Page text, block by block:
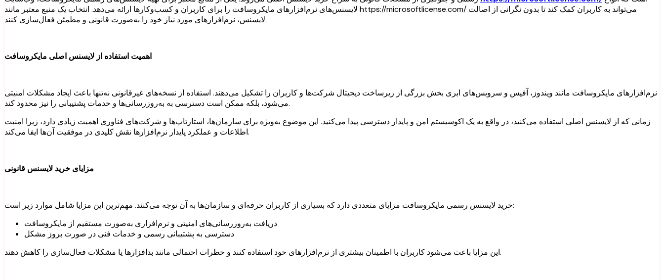
لایسنس‌های نرم‌افزارهای مایکروسافت را برای کاربران و کسب‌وکارها ارائه می‌دهد. انتخاب یک منبع معتبر مانند https://microsoftlicense.com/ می‌تواند به کاربران کمک کند تا بدون نگرانی از اصالت
لایسنس، نرم‌افزارهای مورد نیاز خود را به‌صورت قانونی و مطمئن فعال‌سازی کنند.
اهمیت استفاده از لایسنس اصلی مایکروسافت
نرم‌افزارهای مایکروسافت مانند ویندوز، آفیس و سرویس‌های ابری بخش بزرگی از زیرساخت دیجیتال شرکت‌ها و کاربران را تشکیل می‌دهند. استفاده از نسخه‌های غیرقانونی نه‌تنها باعث ایجاد مشکلات امنیتی
می‌شود، بلکه ممکن است دسترسی به به‌روزرسانی‌ها و خدمات پشتیبانی را نیز محدود کند.
زمانی که از لایسنس اصلی استفاده می‌کنید، در واقع به یک اکوسیستم امن و پایدار دسترسی پیدا می‌کنید. این موضوع به‌ویژه برای سازمان‌ها، استارتاپ‌ها و شرکت‌های فناوری اهمیت زیادی دارد، زیرا امنیت
اطلاعات و عملکرد پایدار نرم‌افزارها نقش کلیدی در موفقیت آن‌ها ایفا می‌کند.
مزایای خرید لایسنس قانونی
خرید لایسنس رسمی مایکروسافت مزایای متعددی دارد که بسیاری از کاربران حرفه‌ای و سازمان‌ها به آن توجه می‌کنند. مهم‌ترین این مزایا شامل موارد زیر است:
دریافت به‌روزرسانی‌های امنیتی و نرم‌افزاری به‌صورت مستقیم از مایکروسافت
دسترسی به پشتیبانی رسمی و خدمات فنی در صورت بروز مشکل
این مزایا باعث می‌شود کاربران با اطمینان بیشتری از نرم‌افزارهای خود استفاده کنند و خطرات احتمالی مانند بدافزارها یا مشکلات فعال‌سازی را کاهش دهند.